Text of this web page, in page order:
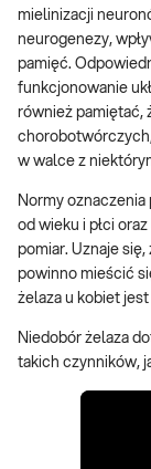
mielinizacji
neurogenezy,
pamięć.
funkcjonowanie
również pamiętać,
w walce z
Normy
od wieku i płci
pomiar. Uznaje się,
powinno mieścić
żelaza u kobiet
Niedobór żelaza
takich czynników,